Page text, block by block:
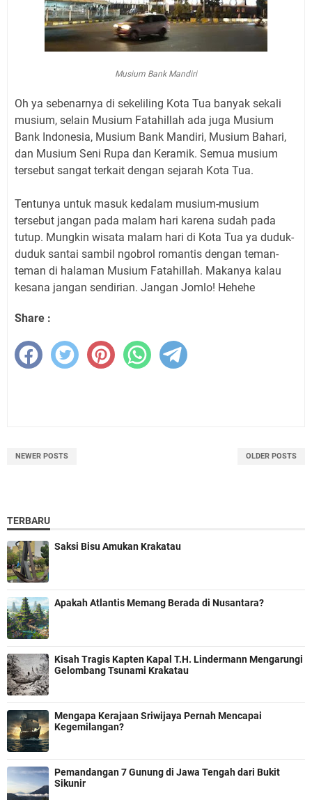
Musium Bank Mandiri
Oh ya sebenarnya di sekeliling Kota Tua banyak sekali
musium, selain Musium Fatahillah ada juga Musium
Bank Indonesia, Musium Bank Mandiri, Musium Bahari,
dan Musium Seni Rupa dan Keramik. Semua musium
tersebut sangat terkait dengan sejarah Kota Tua.
Tentunya untuk masuk kedalam musium-musium
tersebut jangan pada malam hari karena sudah pada
tutup. Mungkin wisata malam hari di Kota Tua ya duduk-
duduk santai sambil ngobrol romantis dengan teman-
teman di halaman Musium Fatahillah. Makanya kalau
kesana jangan sendirian. Jangan Jomlo! Hehehe
Share :
NEWER POSTS OLDER POSTS
TERBARU
Saksi Bisu Amukan Krakatau
Apakah Atlantis Memang Berada di Nusantara?
Kisah Tragis Kapten Kapal T.H. Lindermann Mengarungi
Gelombang Tsunami Krakatau
Mengapa Kerajaan Sriwijaya Pernah Mencapai
Kegemilangan?
Pemandangan 7 Gunung di Jawa Tengah dari Bukit
Sikunir